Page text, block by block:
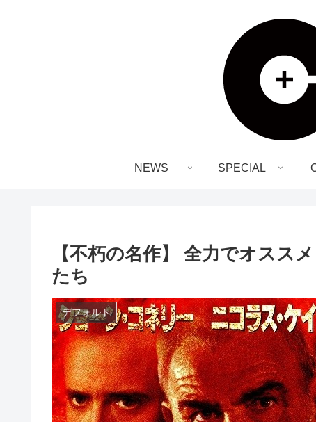
NEWS SPECIAL
【不朽の名作】 全力でオスス
たち
デフォルト